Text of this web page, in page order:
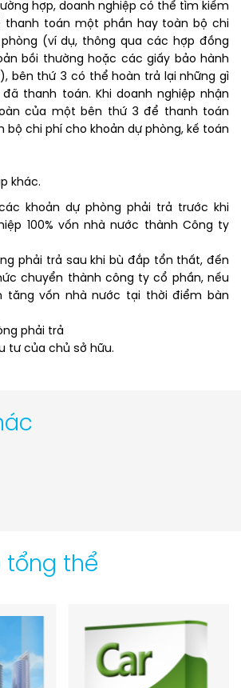
hợp, doanh nghiệp có thể tìm kiếm
toán một phần hay toàn bộ chi
(ví dụ, thông qua các hợp đồng
bồi thường hoặc các giấy bảo hành
bên thứ 3 có thể hoàn trả lại những gì
thanh toán. Khi doanh nghiệp nhận
của một bên thứ 3 để thanh toán
bộ chi phí cho khoản dự phòng, kế toán
khác.
khoản dự phòng phải trả trước khi
100% vốn nhà nước thành Công ty
phải trả sau khi bù đắp tổn thất, đến
chuyển thành công ty cổ phần, nếu
tăng vốn nhà nước tại thời điểm bàn
phải trả
tư của chủ sở hữu.
tổng thể